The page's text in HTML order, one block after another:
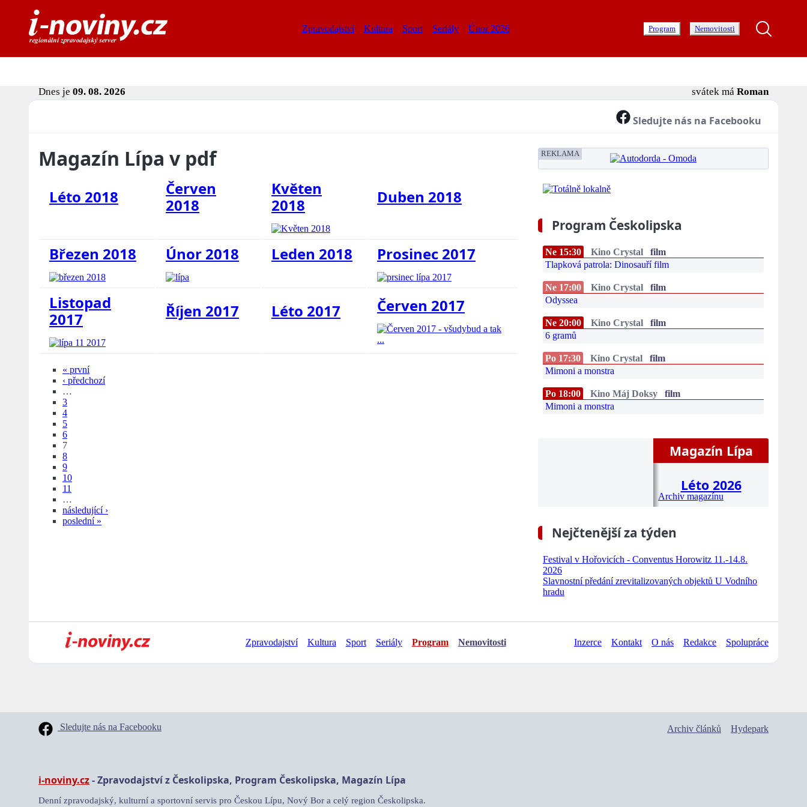
Zpravodajství Kultura Sport Seriály Únor 2026 Program Nemovitosti
Dnes je 09. 08. 2026 svátek má Roman
Sledujte nás na Facebooku
Magazín Lípa v pdf
Léto 2018
Červen
2018
Květen
2018
Duben 2018
Březen 2018 Únor 2018 Leden 2018 Prosinec 2017
Listopad
2017
Říjen 2017 Léto 2017 Červen 2017
« první
‹ předchozí
…
3
4
5
6
7
8
9
10
11
…
následující ›
poslední »
REKLAMA
Program Českolipska
Ne 15:30 Kino Crystal
film
Tlapková patrola: Dinosauří film
Ne 17:00 Kino Crystal
film
Odyssea
Ne 20:00 Kino Crystal
film
6 gramů
Po 17:30 Kino Crystal
film
Mimoni a monstra
Po 18:00 Kino Máj Doksy
film
Mimoni a monstra
Magazín Lípa
Léto 2026
Archiv magazínu
Nejčtenější za týden
Festival v Hořovicích - Conventus Horowitz 11.-14.8.
2026
Slavnostní předání zrevitalizovaných objektů U Vodního
hradu
Zpravodajství Kultura Sport Seriály Program Nemovitosti Inzerce Kontakt O nás Redakce Spolupráce
Sledujte nás na Facebooku Archiv článků Hydepark
i-noviny.cz- Zpravodajství z Českolipska, Program Českolipska, Magazín Lípa
Denní zpravodajský, kulturní a sportovní servis pro Českou Lípu, Nový Bor a celý region Českolipska.